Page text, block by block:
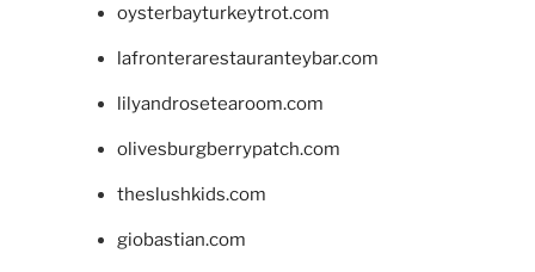
oysterbayturkeytrot.com
lafronterarestauranteybar.com
lilyandrosetearoom.com
olivesburgberrypatch.com
theslushkids.com
giobastian.com